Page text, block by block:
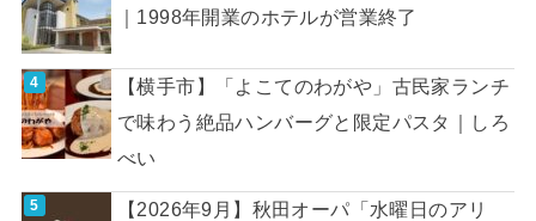
｜1998年開業のホテルが営業終了
【横手市】「よこてのわがや」古民家ランチ
で味わう絶品ハンバーグと限定パスタ｜しろ
べい
【2026年9月】秋田オーパ「水曜日のアリ